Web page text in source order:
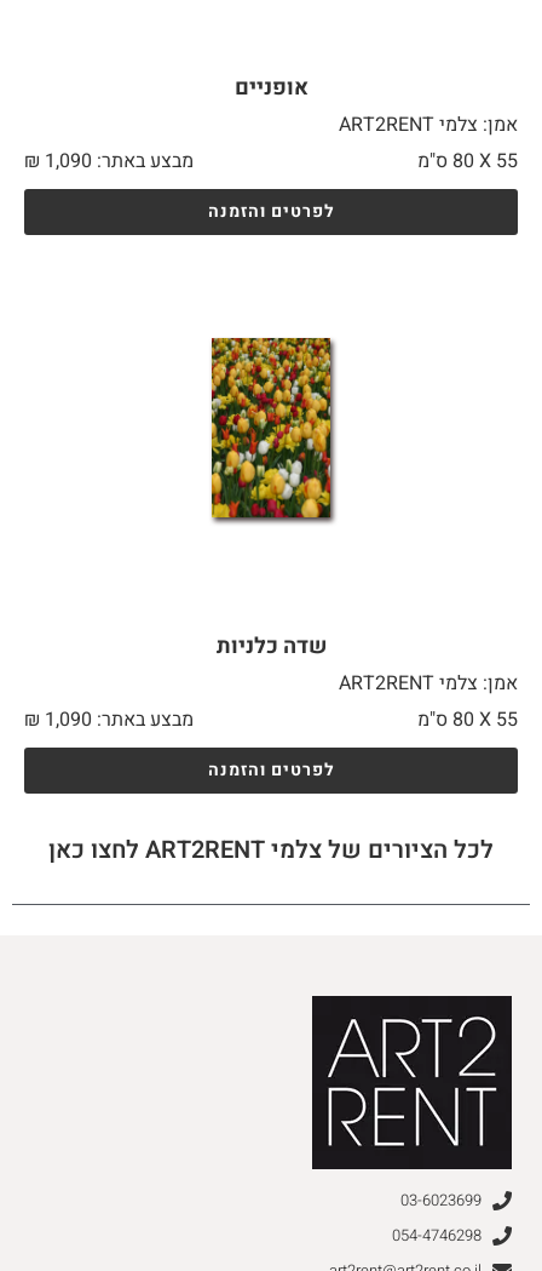
אופניים
אמן: צלמי ART2RENT
55 X
מבצע באתר: ₪ 1,090
לפרטים והזמנה
שדה כלניות
אמן: צלמי ART2RENT
55 X
מבצע באתר: ₪ 1,090
לפרטים והזמנה
לכל הציורים של צלמי ART2RENT לחצו כאן
03-6023699
054-4746298